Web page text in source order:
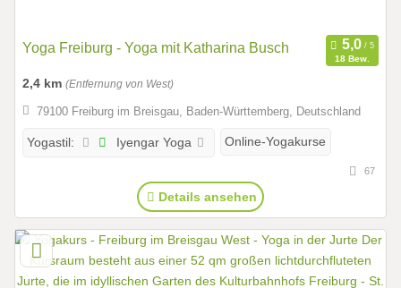
Yoga Freiburg - Yoga mit Katharina Busch
18 Bew.
2,4 km (Entfernung von West)
79100 Freiburg im Breisgau, Baden-Württemberg, Deutschland
Yogastil: Iyengar Yoga Online-Yogakurse
67
Details ansehen